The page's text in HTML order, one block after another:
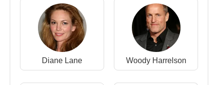
Diane Lane Woody Harrelson